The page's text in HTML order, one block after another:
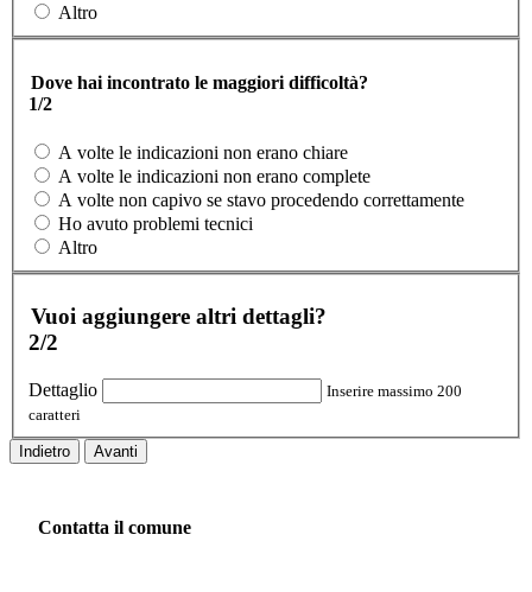
Altro
Dove hai incontrato le maggiori difficoltà?
1/2
A volte le indicazioni non erano chiare
A volte le indicazioni non erano complete
A volte non capivo se stavo procedendo correttamente
Ho avuto problemi tecnici
Altro
Vuoi aggiungere altri dettagli?
2/2
Dettaglio
Inserire massimo 200
caratteri
Indietro Avanti
Contatta il comune